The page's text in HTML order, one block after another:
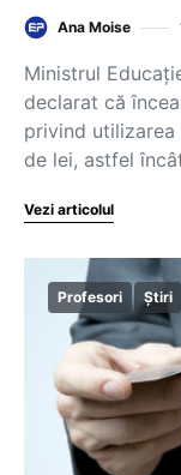
Ana Moise
Ministrul
declarat că
privind
de lei, astfel
Vezi articolul
Profesori Știri